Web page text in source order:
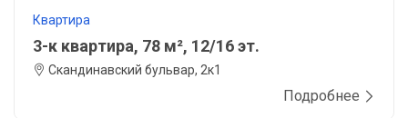
Квартира
3-к квартира, 78 м², 12/16 эт.
Скандинавский бульвар, 2к1
Подробнее